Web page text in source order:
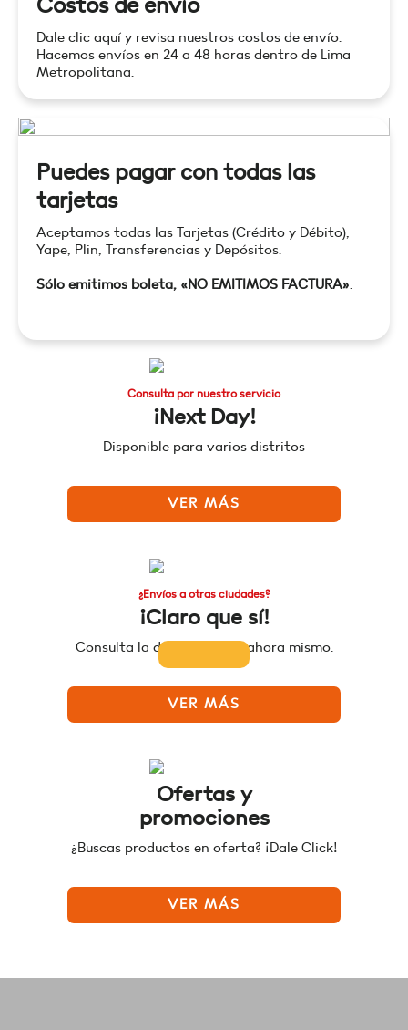
Costos de envío
Dale clic aquí y revisa nuestros costos de envío.
Hacemos envíos en 24 a 48 horas dentro de Lima
Metropolitana.
Puedes pagar con todas las
tarjetas
Aceptamos todas las Tarjetas (Crédito y Débito),
Yape, Plin, Transferencias y Depósitos.
Sólo emitimos boleta, «NO EMITIMOS FACTURA».
Consulta por nuestro servicio
¡Next Day!
Disponible para varios distritos
VER MÁS
¿Envíos a otras ciudades?
¡Claro que sí!
Consulta la disponibilidad ahora mismo.
VER MÁS
Ofertas y
promociones
¿Buscas productos en oferta? ¡Dale Click!
VER MÁS